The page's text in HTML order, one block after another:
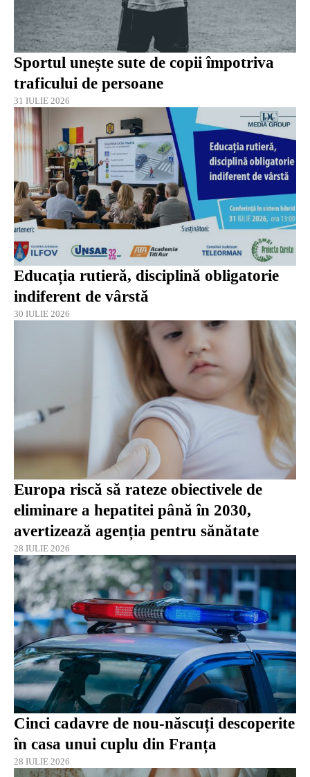
Sportul unește sute de copii împotriva
traficului de persoane
31 IULIE 2026
Educația rutieră, disciplină obligatorie
indiferent de vârstă
30 IULIE 2026
Europa riscă să rateze obiectivele de
eliminare a hepatitei până în 2030,
avertizează agenția pentru sănătate
28 IULIE 2026
Cinci cadavre de nou-născuți descoperite
în casa unui cuplu din Franța
28 IULIE 2026